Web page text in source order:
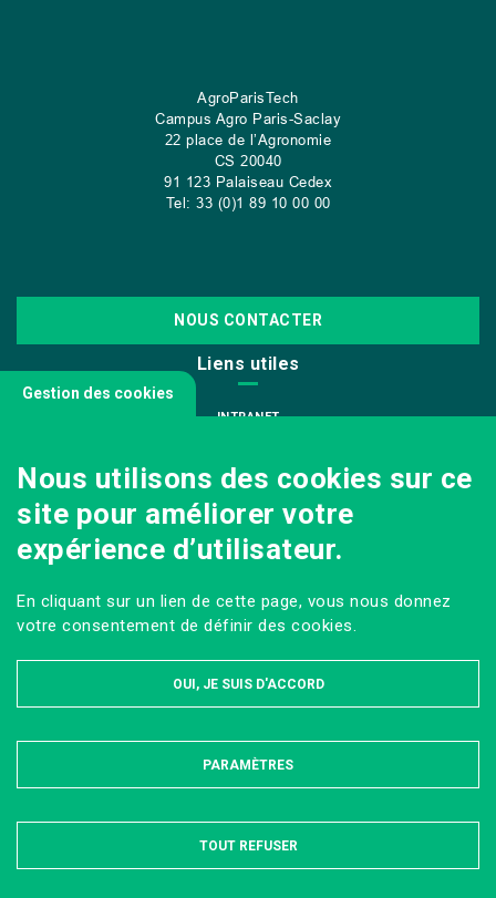
AgroParisTech
Campus Agro Paris-Saclay
22 place de l’Agronomie
CS 20040
91 123 Palaiseau Cedex
Tel: 33 (0)1 89 10 00 00
NOUS CONTACTER
Liens utiles
INTRANET
INFODOC
PÔLE IMAGE
PRESSE
Sur les réseaux
MENTIONS LÉGALES ET DONNÉES PERSONNELLES
Tous droits réservés AgroParisTech © 2022
Gestion des cookies
Nous utilisons des cookies sur ce
site pour améliorer votre
expérience d’utilisateur.
En cliquant sur un lien de cette page, vous nous donnez
votre consentement de définir des cookies.
OUI, JE SUIS D'ACCORD
MASQUER
PARAMÈTRES
TOUT REFUSER